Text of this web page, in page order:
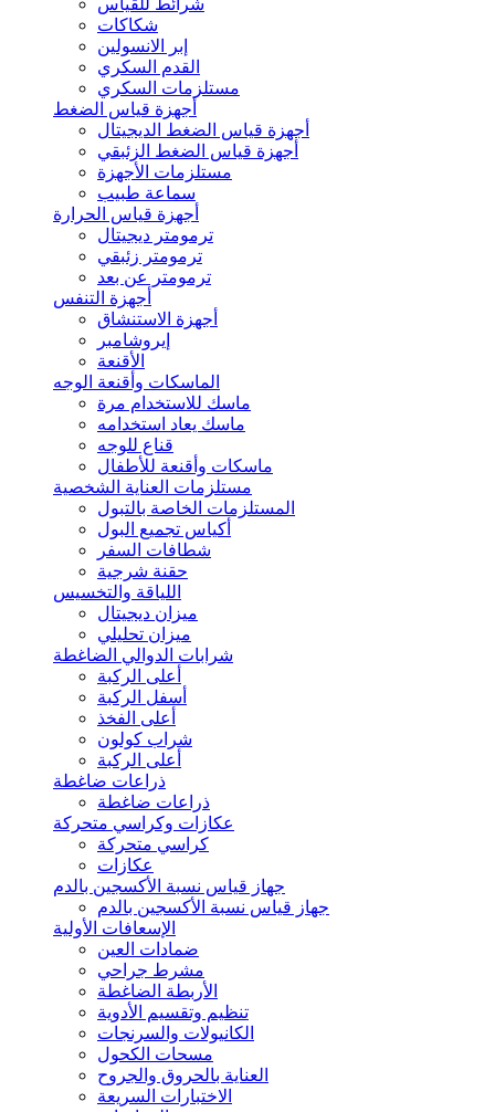
شرائط للقياس
شكاكات
إبر الانسولين
القدم السكري
مستلزمات السكري
أجهزة قياس الضغط
أجهزة قياس الضغط الديجيتال
أجهزة قياس الضغط الزئبقي
مستلزمات الأجهزة
سماعة طبيب
أجهزة قياس الحرارة
ترمومتر ديجيتال
ترمومتر زئبقي
ترمومتر عن بعد
أجهزة التنفس
أجهزة الاستنشاق
إيروشامبر
الأقنعة
الماسكات وأقنعة الوجه
ماسك للاستخدام مرة
ماسك يعاد استخدامه
قناع للوجه
ماسكات وأقنعة للأطفال
مستلزمات العناية الشخصية
المستلزمات الخاصة بالتبول
أكياس تجميع البول
شطافات السفر
حقنة شرجية
اللياقة والتخسيس
ميزان ديجيتال
ميزان تحليلي
شرابات الدوالي الضاغطة
أعلى الركبة
أسفل الركبة
أعلى الفخذ
شراب كولون
أعلى الركبة
ذراعات ضاغطة
ذراعات ضاغطة
عكازات وكراسي متحركة
كراسي متحركة
عكازات
جهاز قياس نسبة الأكسجين بالدم
جهاز قياس نسبة الأكسجين بالدم
الإسعافات الأولية
ضمادات العين
مشرط جراحي
الأربطة الضاغطة
تنظيم وتقسيم الأدوية
الكانيولات والسرنجات
مسحات الكحول
العناية بالحروق والجروح
الاختبارات السريعة